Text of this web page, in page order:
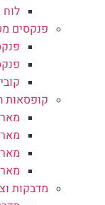
לוח
פנקסים
קופסאות
מדבקות